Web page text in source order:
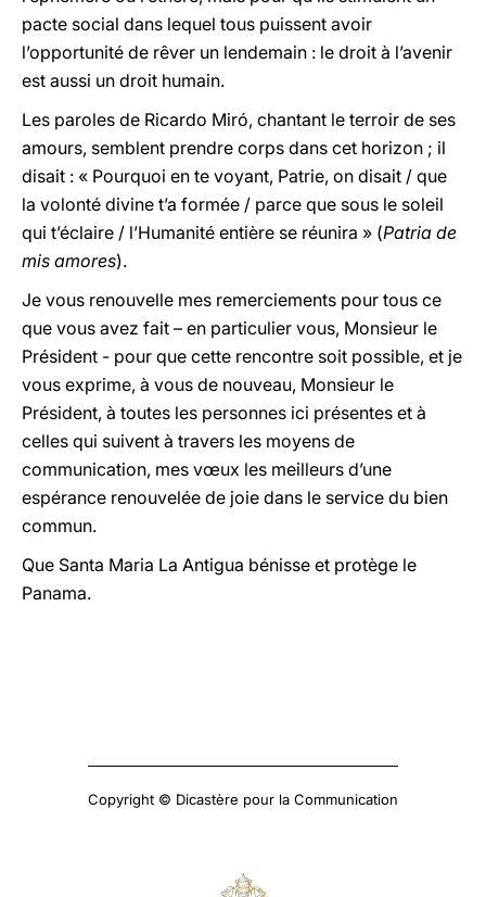
pacte social dans lequel tous puissent avoir
l’opportunité de rêver un lendemain : le droit à l’avenir
est aussi un droit humain.
Les paroles de Ricardo Miró, chantant le terroir de ses
amours, semblent prendre corps dans cet horizon ; il
disait : « Pourquoi en te voyant, Patrie, on disait / que
la volonté divine t’a formée / parce que sous le soleil
qui t’éclaire / l’Humanité entière se réunira » (Patria de
mis amores).
Je vous renouvelle mes remerciements pour tous ce
que vous avez fait – en particulier vous, Monsieur le
Président - pour que cette rencontre soit possible, et je
vous exprime, à vous de nouveau, Monsieur le
Président, à toutes les personnes ici présentes et à
celles qui suivent à travers les moyens de
communication, mes vœux les meilleurs d’une
espérance renouvelée de joie dans le service du bien
commun.
Que Santa Maria La Antigua bénisse et protège le
Panama.
Copyright © Dicastère pour la Communication